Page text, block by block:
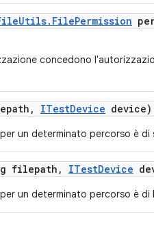
Utils. FilePermission
concedono
, ITestDevice device)
un determinato percorso è di
filepath , ITestDevice
un determinato percorso è di